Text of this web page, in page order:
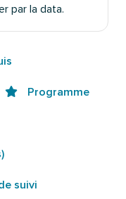
par la data.
Programme
suivi